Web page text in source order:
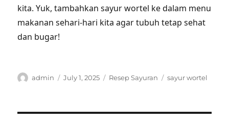
kita. Yuk, tambahkan sayur wortel ke dalam menu
makanan sehari-hari kita agar tubuh tetap sehat
dan bugar!
Author
admin
Posted
July 1, 2025 Categories
Resep Sayuran Tags
sayur wortel